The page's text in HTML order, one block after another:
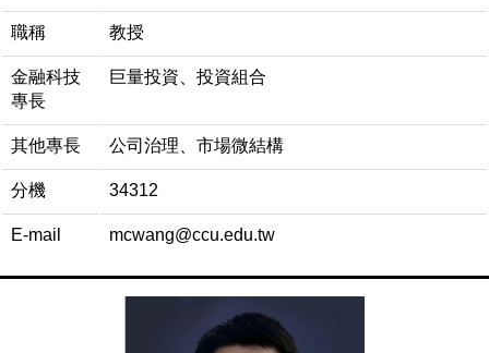
職稱 教授
金融科技
專長
巨量投資、投資組合
其他專長 公司治理、市場微結構
分機 34312
E-mail mcwang@ccu.edu.tw